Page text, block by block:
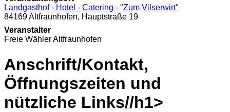
Landgasthof - Hotel - Catering - "Zum Vilserwirt"
84169 Altfraunhofen, Hauptstraße 19
Veranstalter
Freie Wähler Altfraunhofen
Anschrift/Kontakt,
Öffnungszeiten und
nützliche Links//h1>